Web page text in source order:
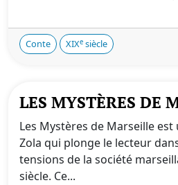
Conte XIXe siècle
LES MYSTÈRES DE
Les Mystères de Marseille
Zola qui plonge le lecteur
tensions de la société
siècle. Ce...